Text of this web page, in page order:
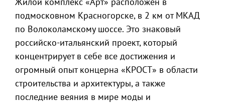
подмосковном Красногорске, в 2 км от МКАД
по Волоколамскому шоссе. Это знаковый
российско-итальянский проект, который
концентрирует в себе все достижения и
огромный опыт концерна «КРОСТ» в области
строительства и архитектуры, а также
последние веяния в мире моды и